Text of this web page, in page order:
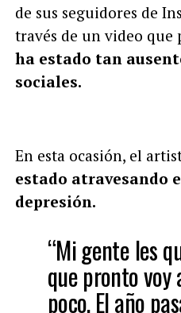
de sus seguidores de
través de un video que
ha estado tan
sociales.
En esta ocasión, el
estado atravesando
depresión.
“Mi gente les
que pronto voy
poco. El año